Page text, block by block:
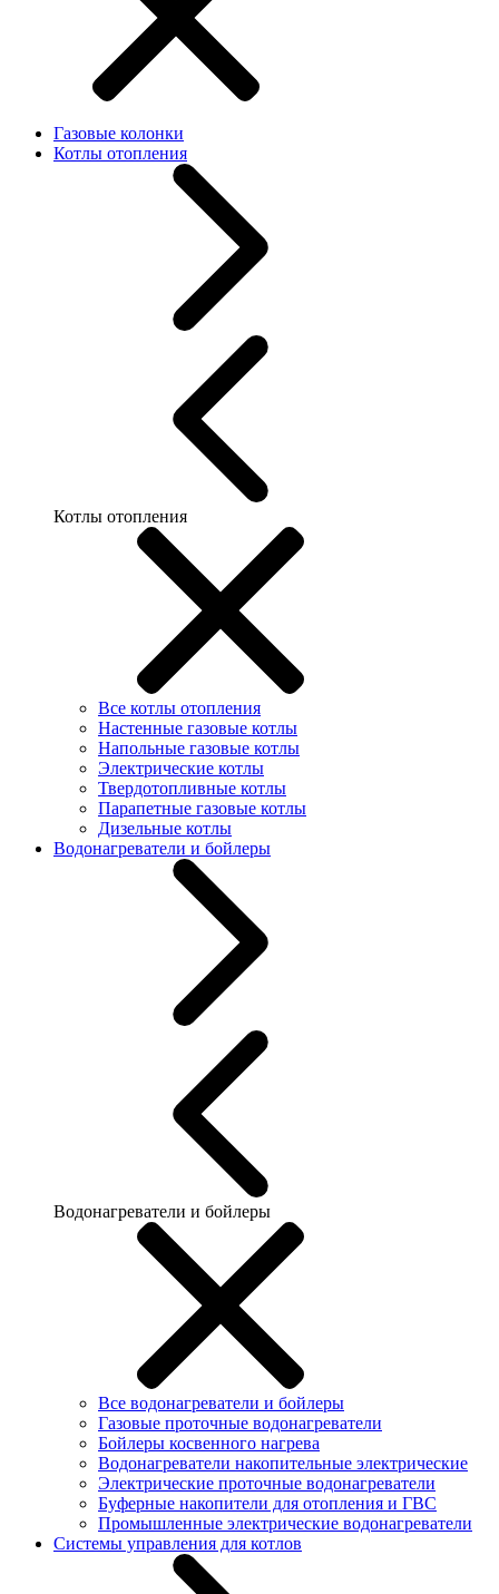
Газовые колонки
Котлы отопления
Котлы отопления
Все котлы отопления
Настенные газовые котлы
Напольные газовые котлы
Электрические котлы
Твердотопливные котлы
Парапетные газовые котлы
Дизельные котлы
Водонагреватели и бойлеры
Водонагреватели и бойлеры
Все водонагреватели и бойлеры
Газовые проточные водонагреватели
Бойлеры косвенного нагрева
Водонагреватели накопительные электрические
Электрические проточные водонагреватели
Буферные накопители для отопления и ГВС
Промышленные электрические водонагреватели
Системы управления для котлов